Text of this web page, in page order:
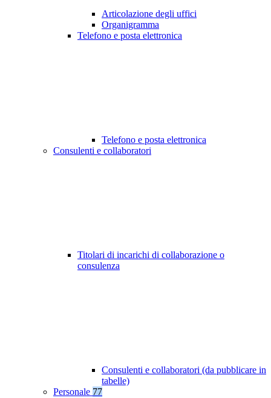
Articolazione degli uffici
Organigramma
Telefono e posta elettronica
Telefono e posta elettronica
Consulenti e collaboratori
Titolari di incarichi di collaborazione o
consulenza
Consulenti e collaboratori (da pubblicare in
tabelle)
Personale 77